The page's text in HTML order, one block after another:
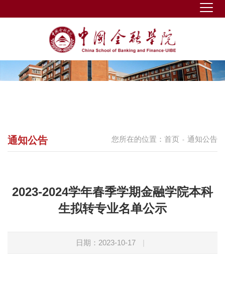
您所在的位置： 首页 - 通知公告
通知公告
2023-2024学年春季学期金融学院本科
生拟转专业名单公示
日期：2023-10-17 |